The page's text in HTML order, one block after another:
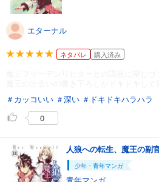
エターナル
ネタバレ 購入済み
＃カッコいい ＃深い ＃ドキドキハラハラ
0
人狼への転生、魔王の
少年・青年マンガ